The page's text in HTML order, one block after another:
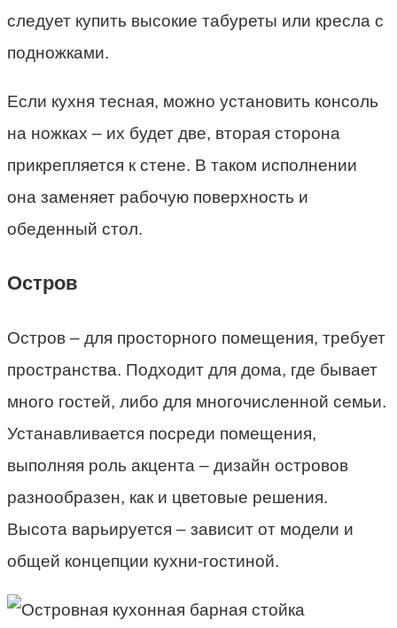
следует купить высокие табуреты или кресла с
подножками.
Если кухня тесная, можно установить консоль
на ножках – их будет две, вторая сторона
прикрепляется к стене. В таком исполнении
она заменяет рабочую поверхность и
обеденный стол.
Остров
Остров – для просторного помещения, требует
пространства. Подходит для дома, где бывает
много гостей, либо для многочисленной семьи.
Устанавливается посреди помещения,
выполняя роль акцента – дизайн островов
разнообразен, как и цветовые решения.
Высота варьируется – зависит от модели и
общей концепции кухни-гостиной.